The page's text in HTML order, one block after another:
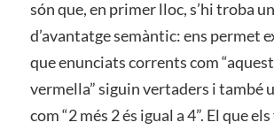
són que, en primer lloc, s’hi troba
d’avantatge semàntic: ens permet
que enunciats corrents com
vermella” siguin vertaders i també
com “2 més 2 és igual a 4”. El que